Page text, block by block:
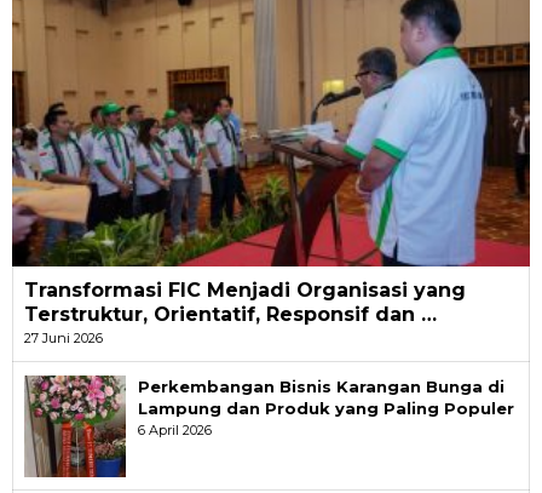
Transformasi FIC Menjadi Organisasi yang
Terstruktur, Orientatif, Responsif dan …
27 Juni 2026
Perkembangan Bisnis Karangan Bunga di
Lampung dan Produk yang Paling Populer
6 April 2026